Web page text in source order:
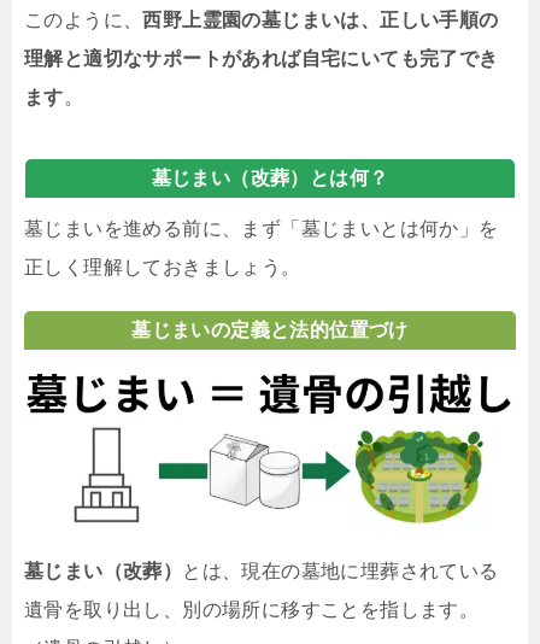
このように、西野上霊園の墓じまいは、正しい手順の
理解と適切なサポートがあれば自宅にいても完了でき
ます。
墓じまい（改葬）とは何？
墓じまいを進める前に、まず「墓じまいとは何か」を
正しく理解しておきましょう。
墓じまいの定義と法的位置づけ
墓じまい（改葬）
とは、現在の墓地に埋葬されている
遺骨を取り出し、別の場所に移すことを指します。